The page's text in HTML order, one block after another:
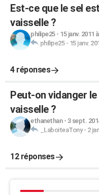
Est-ce que le sel
vaisselle ?
philipe25- 15 janv. 2011
philipe25- 15 janv.
4 réponses
Peut-on vidanger
vaisselle ?
ethanethan- 3 sept.
_LaboiteaTony- 2
12 réponses